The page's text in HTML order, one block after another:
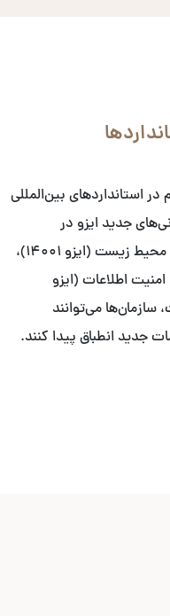
در استانداردهای بین‌المللی
جدید ایزو در
زمینه‌های مدیریت کیفیت (ایزو ۹۰۰۱)، محیط زیست (ایزو ۱۴۰۰۱)،
بهداشت شغلی (ایزو ۴۵۰۰۱) و امنیت اطلاعات (ایزو
سازمان‌ها می‌توانند
جدید انطباق پیدا کنند.